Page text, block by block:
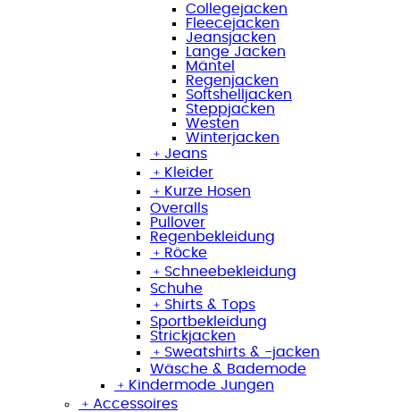
Collegejacken
Fleecejacken
Jeansjacken
Lange Jacken
Mäntel
Regenjacken
Softshelljacken
Steppjacken
Westen
Winterjacken
﹢ Jeans
﹢ Kleider
﹢ Kurze Hosen
Overalls
Pullover
Regenbekleidung
﹢ Röcke
﹢ Schneebekleidung
Schuhe
﹢ Shirts & Tops
Sportbekleidung
Strickjacken
﹢ Sweatshirts & -jacken
Wäsche & Bademode
﹢ Kindermode Jungen
﹢ Accessoires